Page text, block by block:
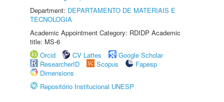
Department: DEPARTAMENTO DE MATERIAIS E
TECNOLOGIA
Academic Appointment Category: RDIDP Academic
title: MS-6
Orcid
CV Lattes
Google Scholar
ResearcherID
Scopus
Fapesp
Dimensions
Repositório Institucional UNESP